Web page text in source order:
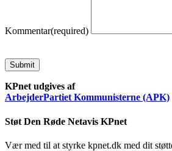
Kommentar(required)
Submit
KPnet udgives af
ArbejderPartiet Kommunisterne (APK)
Støt Den Røde Netavis KPnet
Vær med til at styrke kpnet.dk med dit